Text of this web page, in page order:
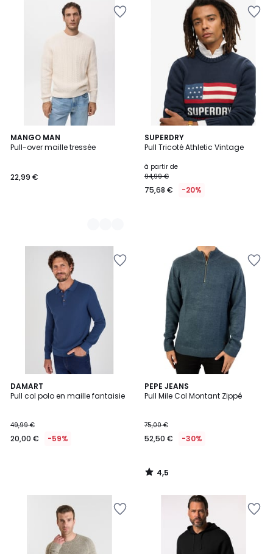
MANGO MAN
Pull-over maille tressée
22,99 €
2
Couleurs
SUPERDRY
Pull Tricoté Athletic Vintage
à partir de
94,99 €
75,68 € -20%
DAMART
Pull col polo en maille fantaisie
49,99 €
20,00 € -59%
PEPE JEANS
Pull Mile Col Montant Zippé
75,00 €
52,50 € -30%
4,5
/ 5
4,5
/